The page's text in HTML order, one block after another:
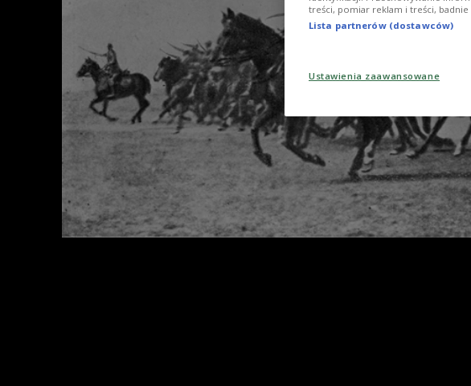
treści, pomiar reklam i treści, badnie
Lista partnerów (dostawców)
Ustawienia zaawansowane